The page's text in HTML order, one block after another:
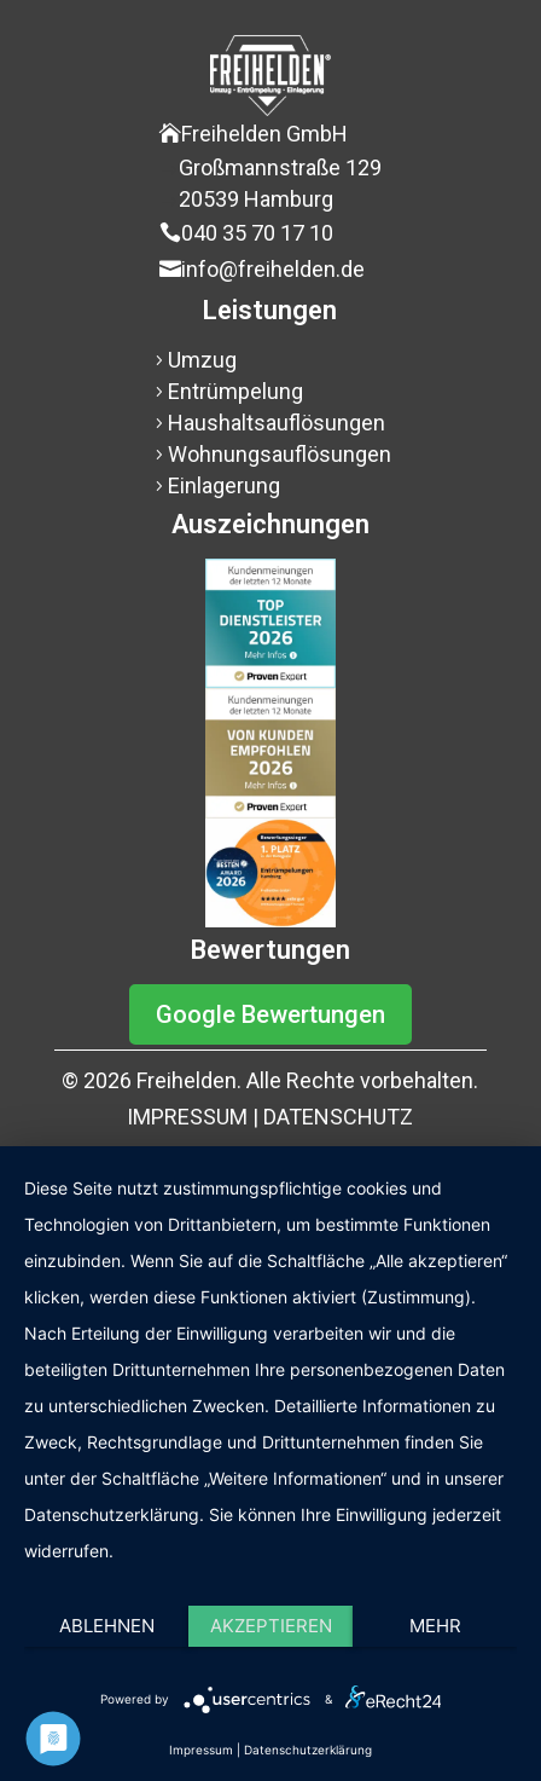
Freihelden GmbH
Großmannstraße 129
20539 Hamburg
040 35 70 17 10
info@freihelden.de
Leistungen
5 Umzug
5 Entrümpelung
5 Haushaltsauflösungen
5 Wohnungsauflösungen
5 Einlagerung
Auszeichnungen
Bewertungen
Google Bewertungen
© 2026 Freihelden. Alle Rechte vorbehalten.
IMPRESSUM | DATENSCHUTZ
Diese Seite nutzt zustimmungspflichtige cookies und
Technologien von Drittanbietern, um bestimmte Funktionen
einzubinden. Wenn Sie auf die Schaltfläche „Alle akzeptieren“
klicken, werden diese Funktionen aktiviert (Zustimmung).
Nach Erteilung der Einwilligung verarbeiten wir und die
beteiligten Drittunternehmen Ihre personenbezogenen Daten
zu unterschiedlichen Zwecken. Detaillierte Informationen zu
Zweck, Rechtsgrundlage und Drittunternehmen finden Sie
unter der Schaltfläche „Weitere Informationen“ und in unserer
Datenschutzerklärung. Sie können Ihre Einwilligung jederzeit
widerrufen.
ABLEHNEN AKZEPTIEREN MEHR
Powered by &
Impressum Datenschutzerklärung
Kundenbewertungen und Erfahrungen zu
100
%
SEHR GUT
160
200